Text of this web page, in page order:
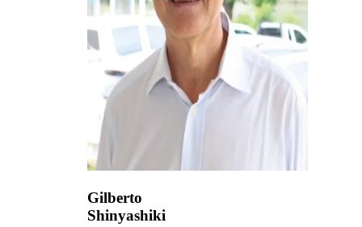
Gilberto
Shinyashiki